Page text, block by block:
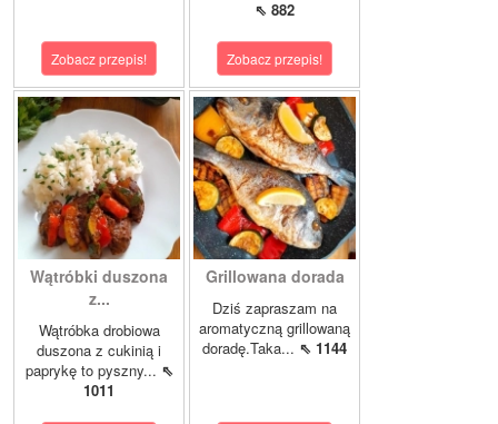
Zobacz przepis!
⇖ 882
Zobacz przepis!
Wątróbki duszona
z...
Wątróbka drobiowa
duszona z cukinią i
paprykę to pyszny... ⇖
1011
Grillowana dorada
Dziś zapraszam na
aromatyczną grillowaną
doradę.Taka... ⇖ 1144